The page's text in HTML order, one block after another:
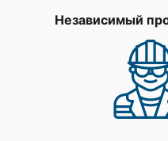
Независимый